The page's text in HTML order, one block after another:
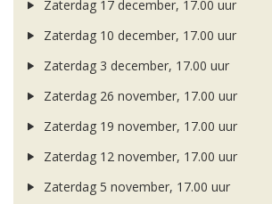
Zaterdag 17 december, 17.00 uur
Zaterdag 10 december, 17.00 uur
Zaterdag 3 december, 17.00 uur
Zaterdag 26 november, 17.00 uur
Zaterdag 19 november, 17.00 uur
Zaterdag 12 november, 17.00 uur
Zaterdag 5 november, 17.00 uur